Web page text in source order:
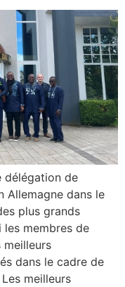
délégation de
Allemagne dans le
plus grands
les membres de
dans le cadre de
meilleurs